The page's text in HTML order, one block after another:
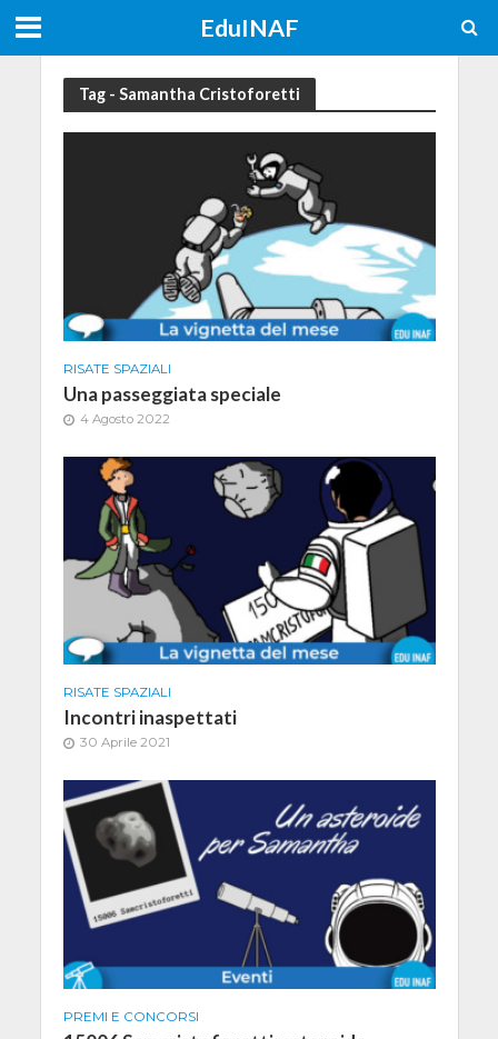
EduINAF
Tag - Samantha Cristoforetti
RISATE SPAZIALI
Una passeggiata speciale
4 Agosto 2022
RISATE SPAZIALI
Incontri inaspettati
30 Aprile 2021
PREMI E CONCORSI